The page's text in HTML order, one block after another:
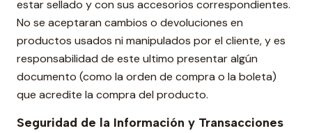
estar sellado y con sus accesorios correspondientes.
No se aceptaran cambios o devoluciones en
productos usados ni manipulados por el cliente, y es
responsabilidad de este ultimo presentar algún
documento (como la orden de compra o la boleta)
que acredite la compra del producto.
Seguridad de la Información y Transacciones